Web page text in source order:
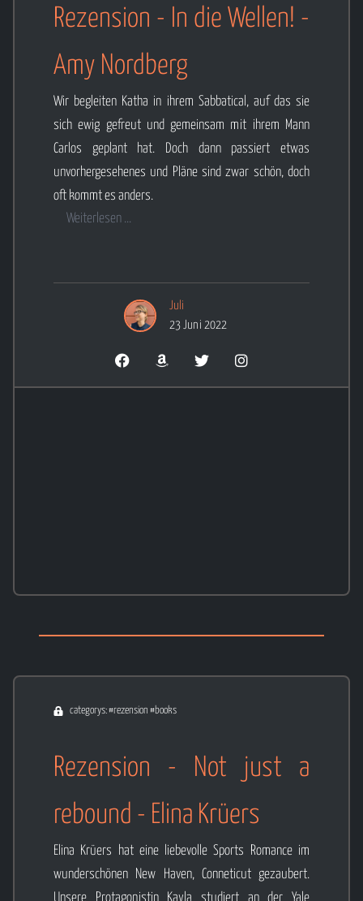
Rezension - In die Wellen! -
Amy Nordberg
Wir begleiten Katha in ihrem Sabbatical, auf das sie
sich ewig gefreut und gemeinsam mit ihrem Mann
Carlos geplant hat. Doch dann passiert etwas
unvorhergesehenes und Pläne sind zwar schön, doch
oft kommt es anders.
Weiterlesen ...
Juli
23 Juni 2022
categorys: #rezension #books
Rezension - Not just a
rebound - Elina Krüers
Elina Krüers hat eine liebevolle Sports Romance im
wunderschönen New Haven, Conneticut gezaubert.
Unsere Protagonistin Kayla studiert an der Yale